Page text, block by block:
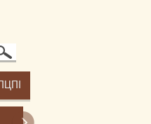
ПЦПІ